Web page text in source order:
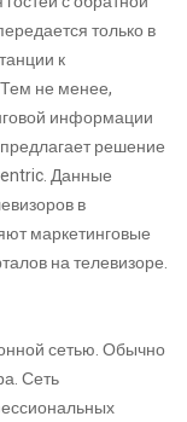
только в
к
Тем не менее,
информации
решение
Данные
в
маркетинговые
на телевизоре.
сетью. Обычно
Сеть